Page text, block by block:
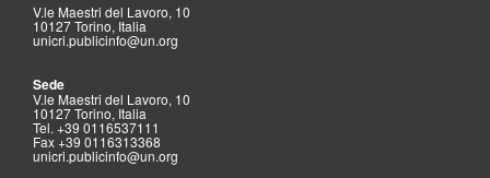
V.le Maestri del Lavoro, 10
10127 Torino, Italia
unicri.publicinfo@un.org
Sede
V.le Maestri del Lavoro, 10
10127 Torino, Italia
Tel. +39 0116537111
Fax +39 0116313368
unicri.publicinfo@un.org